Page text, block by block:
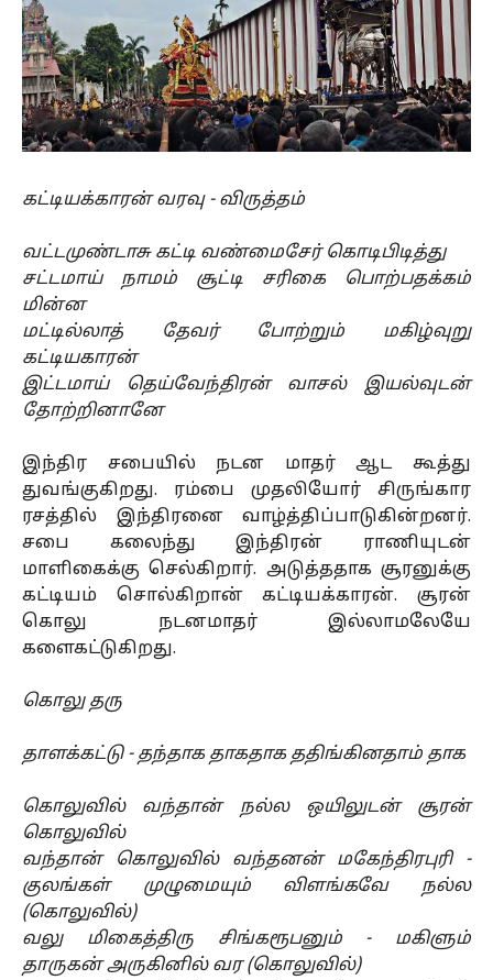
கட்டியக்காரன் வரவு - விருத்தம்
வட்டமுண்டாசு கட்டி வண்மைசேர் கொடிபிடித்து
சட்டமாய் நாமம் சூட்டி சரிகை பொற்பதக்கம்
மின்ன
மட்டில்லாத் தேவர் போற்றும் மகிழ்வுறு
கட்டியகாரன்
இட்டமாய் தெய்வேந்திரன் வாசல் இயல்வுடன்
தோற்றினானே
இந்திர சபையில் நடன மாதர் ஆட கூத்து
துவங்குகிறது. ரம்பை முதலியோர் சிருங்கார
ரசத்தில் இந்திரனை வாழ்த்திப்பாடுகின்றனர்.
சபை கலைந்து இந்திரன் ராணியுடன்
மாளிகைக்கு செல்கிறார். அடுத்ததாக சூரனுக்கு
கட்டியம் சொல்கிறான் கட்டியக்காரன். சூரன்
கொலு நடனமாதர் இல்லாமலேயே
களைகட்டுகிறது.
கொலு தரு
தாளக்கட்டு - தந்தாக தாகதாக ததிங்கினதாம் தாக
கொலுவில் வந்தான் நல்ல ஒயிலுடன் சூரன்
கொலுவில்
வந்தான் கொலுவில் வந்தனன் மகேந்திரபுரி -
குலங்கள் முழுமையும் விளங்கவே நல்ல
(கொலுவில்)
வலு மிகைத்திரு சிங்கரூபனும் - மகிளும்
தாருகன் அருகினில் வர (கொலுவில்)